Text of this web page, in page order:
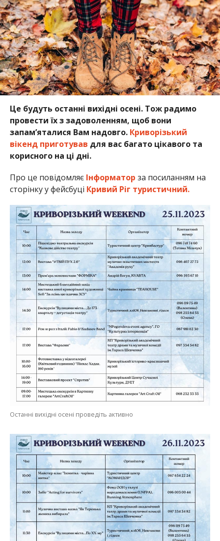
Це будуть останні вихідні осені. Тож радимо
провести їх з задоволенням, щоб вони
запам’яталися Вам надовго.Криворізький
вікенд приготував для вас багато цікавого та
корисного на ці дні.
Про це повідомляє Інформатор за посиланням на
сторінку у фейсбуці Кривий Ріг туристичний.
Останні вихідні осені проведіть активно